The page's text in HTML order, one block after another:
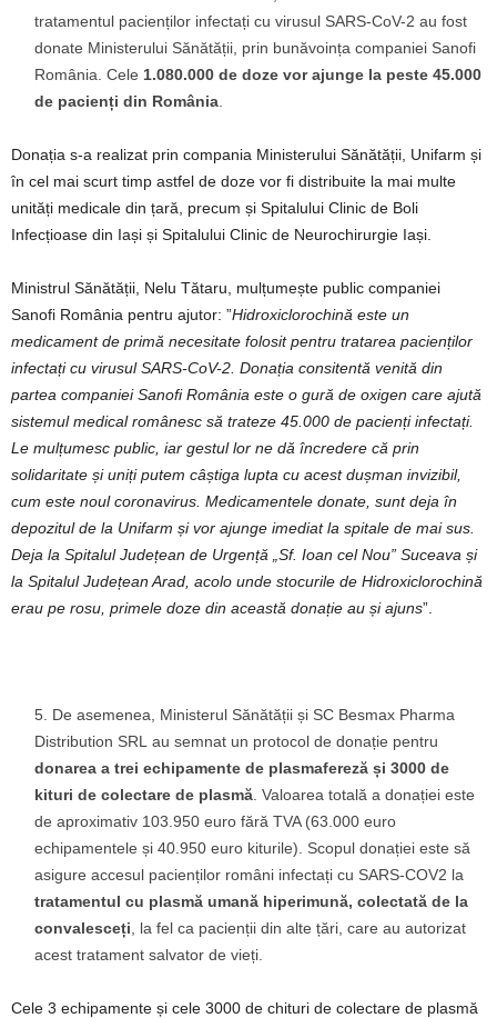
tratamentul pacienților infectați cu virusul SARS-CoV-2 au fost
donate Ministerului Sănătății, prin bunăvoința companiei Sanofi
România. Cele 1.080.000 de doze vor ajunge la peste 45.000
de pacienți din România
Donația s-a realizat prin compania Ministerului Sănătății, Unifarm și
în cel mai scurt timp astfel de doze vor fi distribuite la mai multe
unități medicale din țară, precum și Spitalului Clinic de Boli
Infecțioase din Iași și Spitalului Clinic de Neurochirurgie Iași.
Ministrul Sănătății, Nelu Tătaru, mulțumește public companiei
Sanofi România pentru ajutor: ”Hidroxiclorochină este un
medicament de primă necesitate folosit pentru tratarea pacienților
infectați cu virusul SARS-CoV-2. Donația consitentă venită din
partea companiei Sanofi România este o gură de oxigen care ajută
sistemul medical românesc să trateze 45.000 de pacienți infectați.
Le mulțumesc public, iar gestul lor ne dă încredere că prin
solidaritate și uniți putem câștiga lupta cu acest dușman invizibil,
cum este noul coronavirus. Medicamentele donate, sunt deja în
depozitul de la Unifarm și vor ajunge imediat la spitale de mai sus.
Deja la Spitalul Județean de Urgență „Sf. Ioan cel Nou” Suceava și
la Spitalul Județean Arad, acolo unde stocurile de Hidroxiclorochină
erau pe rosu, primele doze din această donație au și ajuns”.
De asemenea, Ministerul Sănătății și SC Besmax Pharma
Distribution SRL au semnat un protocol de donație pentru
donarea a trei echipamente de plasmafereză și 3000 de
kituri de colectare de plasmă . Valoarea totală a donației este
de aproximativ 103.950 euro fără TVA (63.000 euro
echipamentele și 40.950 euro kiturile). Scopul donației este să
asigure accesul pacienților români infectați cu SARS-COV2 la
tratamentul cu plasmă umană hiperimună, colectată de la
convalesceți , la fel ca pacienții din alte țări, care au autorizat
acest tratament salvator de vieți.
Cele 3 echipamente și cele 3000 de chituri de colectare de plasmă